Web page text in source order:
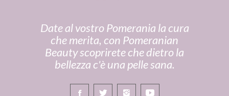
Date al vostro Pomerania la cura
che merita, con Pomeranian
Beauty scoprirete che dietro la
bellezza c'è una pelle sana.